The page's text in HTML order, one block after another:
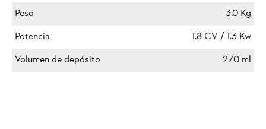
Peso
3.0 Kg
Potencia
1.8 CV / 1.3 Kw
Volumen de depósito
270 ml